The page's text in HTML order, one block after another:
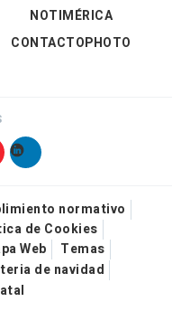
NOTIMÉRICA
CONTACTOPHOTO
normativo
de Cookies
Web
Temas
de navidad